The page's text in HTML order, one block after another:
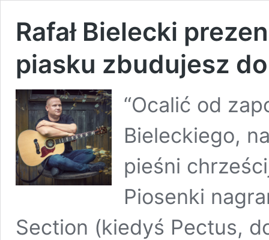
Rafał Bielecki
piasku zbudujesz
“Ocalić od
Bieleckiego,
pieśni
Piosenki
Section (kiedyś Pectus,